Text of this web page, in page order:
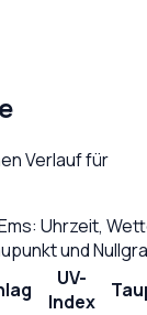
Verlauf für
: Uhrzeit,
und
UV-
Index